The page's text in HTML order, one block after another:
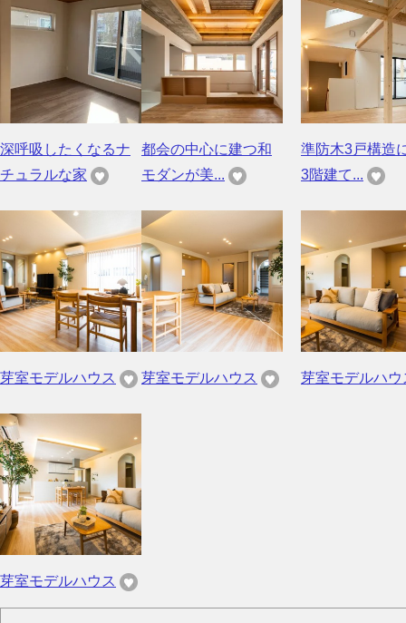
深呼吸したくなるナ
チュラルな家
都会の中心に建つ和
モダンが美...
準防木3戸構造
3階建て...
芽室モデルハウス 芽室モデルハウス 芽室モデルハウ
芽室モデルハウス